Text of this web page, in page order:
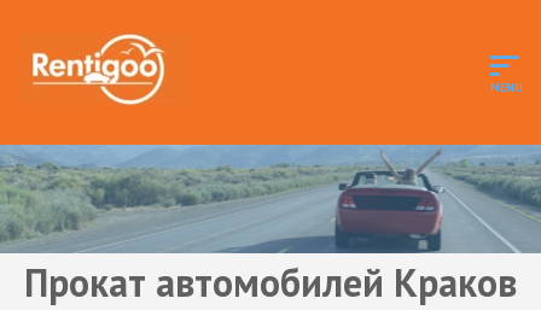
Прокат автомобилей Краков